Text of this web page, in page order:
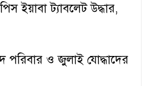
ইয়াবা ট্যাবলেট উদ্ধার,
পরিবার ও জুলাই যোদ্ধাদের